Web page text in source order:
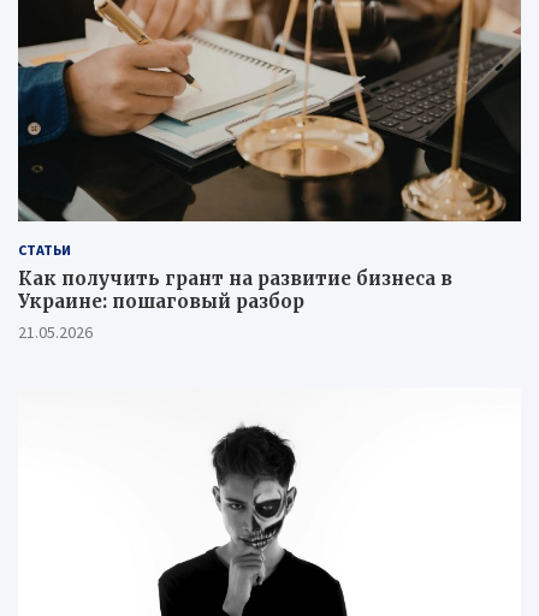
СТАТЬИ
Как получить грант на развитие бизнеса в
Украине: пошаговый разбор
21.05.2026